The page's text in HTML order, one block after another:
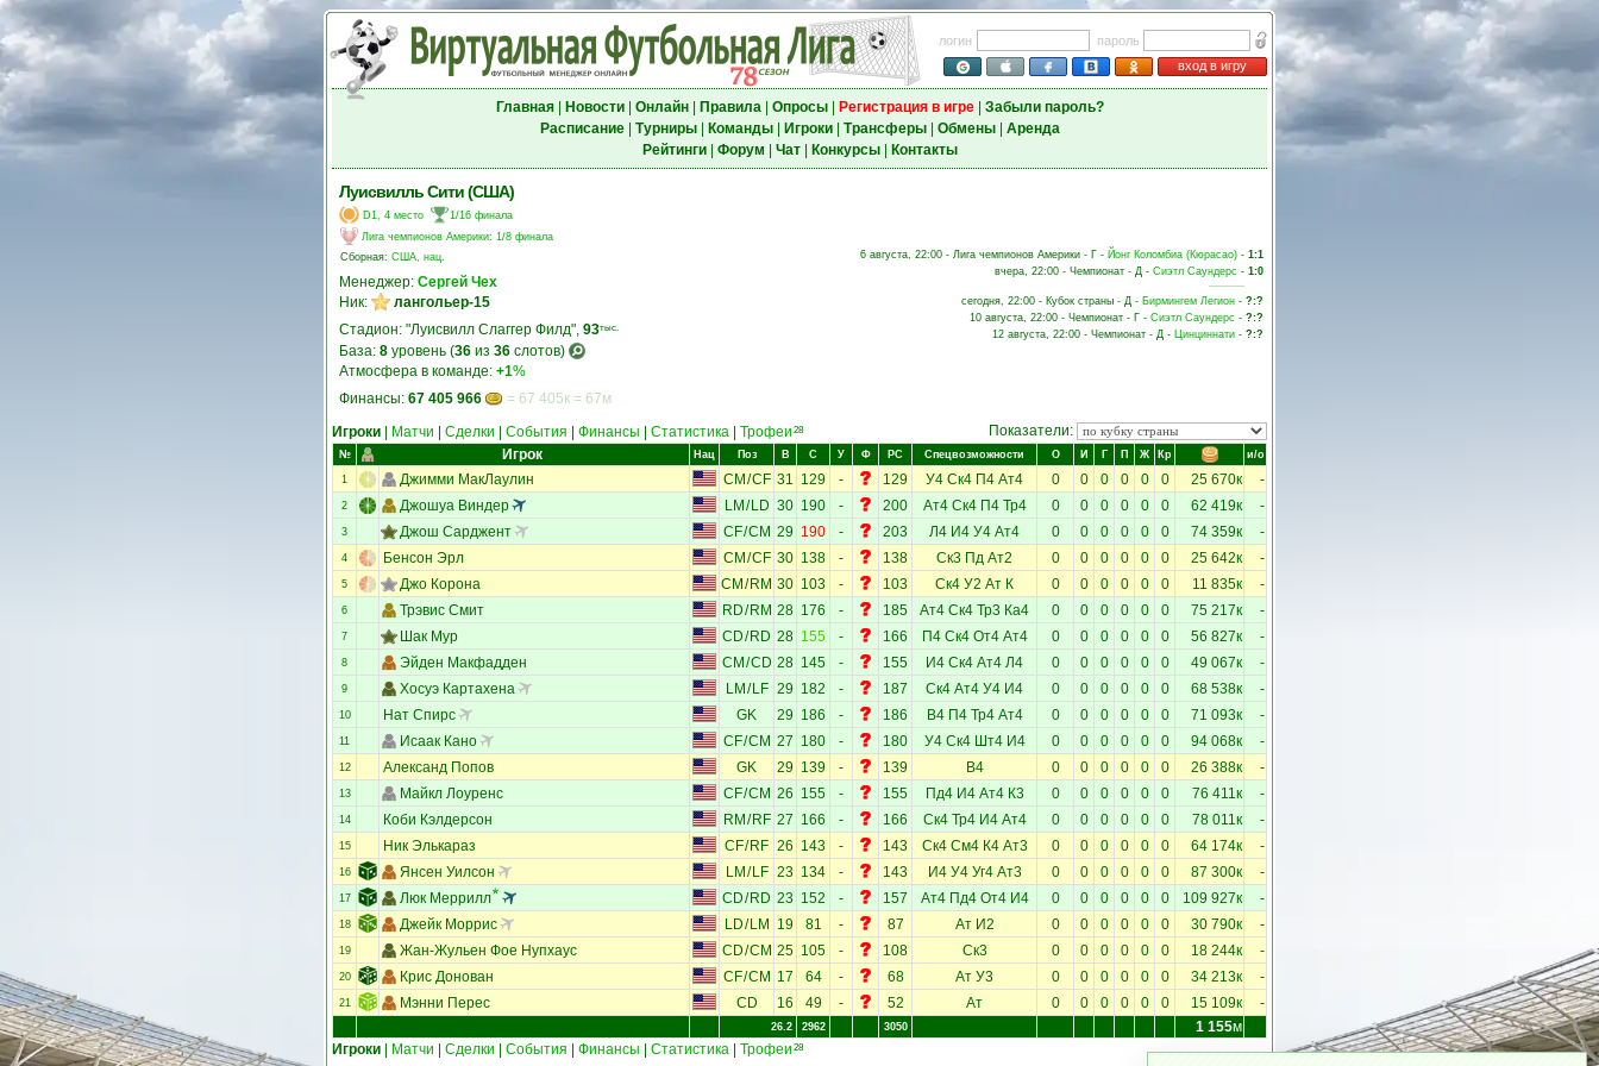
логин
пароль
вход в игру
Главная| Новости| Онлайн| Правила| Опросы| Регистрация в игре| Забыли пароль?
Расписание| Турниры| Команды| Игроки| Трансферы| Обмены| Аренда
Рейтинги| Форум Чат| Конкурсы| Контакты
Луисвилль Сити (США)
D1, 4 место
1/16 финала
Лига чемпионов Америки: 1/8 финала
Сборная: США, нац.
Менеджер: Сергей Чех
Ник:
лангольер-15
Стадион: "Луисвилл Слаггер Филд", 93тыс.
База: 8 уровень (36 из 36 слотов)
Атмосфера в команде: +1%
Финансы: 67 405 966 = 67 405к = 67м
6 августа, 22:00 - Лига чемпионов Америки - Г - Йонг Коломбиа (Кюрасао) - 1:1
вчера, 22:00 - Чемпионат - Д - Сиэтл Саундерс - 1:0
сегодня, 22:00 - Кубок страны - Д - Бирмингем Легион - ?:?
10 августа, 22:00 - Чемпионат - Г - Сиэтл Саундерс - ?:?
12 августа, 22:00 - Чемпионат - Д - Цинциннати - ?:?
Игроки Матчи Сделки События Финансы Статистика Трофеи 28 Показатели:
№ Игрок Нац Поз В С У Ф РС Спецвозможности О И Г П Ж Кр и/о
1 Джимми МакЛаулин CM /CF 31 129 - 129 У4 Ск4 П4 Ат4 0 0 0 0 0 0 25 670к -
2 Джошуа Виндер LM /LD 30 190 - 200 Ат4 Ск4 П4 Тр4 0 0 0 0 0 0 62 419к -
3 Джош Сарджент CF/CM 29 190 - 203 Л4 И4 У4 Ат4 0 0 0 0 0 0 74 359к -
4 Бенсон Эрл CM /CF 30 138 - 138 Ск3 Пд Ат2 0 0 0 0 0 0 25 642к -
5 Джо Корона CM / RM 30 103 - 103 Ск4 У2 Ат К 0 0 0 0 0 0 11 835к -
6 Трэвис Смит RD/RM 28 176 - 185 Ат4 Ск4 Тр3 Ка4 0 0 0 0 0 0 75 217к -
7 Шак Мур CD/ RD 28 155 - 166 П4 Ск4 От4 Ат4 0 0 0 0 0 0 56 827к -
8 Эйден Макфадден CM /CD 28 145 - 155 И4 Ск4 Ат4 Л4 0 0 0 0 0 0 49 067к -
9 Хосуэ Картахена LM /LF 29 182 - 187 Ск4 Ат4 У4 И4 0 0 0 0 0 0 68 538к -
10 Нат Спирс GK 29 186 - 186 В4 П4 Тр4 Ат4 0 0 0 0 0 0 71 093к -
11 Исаак Кано CF/CM 27 180 - 180 У4 Ск4 Шт4 И4 0 0 0 0 0 0 94 068к -
12 Александ Попов GK 29 139 - 139 В4 0 0 0 0 0 0 26 388к -
13 Майкл Лоуренс CF/CM 26 155 - 155 Пд4 И4 Ат4 К3 0 0 0 0 0 0 76 411к -
14 Коби Кэлдерсон RM /RF 27 166 - 166 Ск4 Тр4 И4 Ат4 0 0 0 0 0 0 78 011к -
15 Ник Элькараз CF/ RF 26 143 - 143 Ск4 См4 К4 Ат3 0 0 0 0 0 0 64 174к -
16 Янсен Уилсон LM /LF 23 134 - 143 И4 У4 Уг4 Ат3 0 0 0 0 0 0 87 300к -
17 Люк Меррилл CD/ RD 23 152 - 157 Ат4 Пд4 От4 И4 0 0 0 0 0 0 109 927к -
18 Джейк Моррис LD/LM 19 81 - 87 Ат И2 0 0 0 0 0 0 30 790к -
19 Жан-Жульен Фое Нупхаус CD/CM 25 105 - 108 Ск3 0 0 0 0 0 0 18 244к -
20 Крис Донован CF/CM 17 64 - 68 Ат У3 0 0 0 0 0 0 34 213к -
21 Мэнни Перес CD 16 49 - 52 Ат 0 0 0 0 0 0 15 109к -
26.2 2962 3050 1 155м
Игроки
Матчи Сделки События Финансы Статистика Трофеи 28